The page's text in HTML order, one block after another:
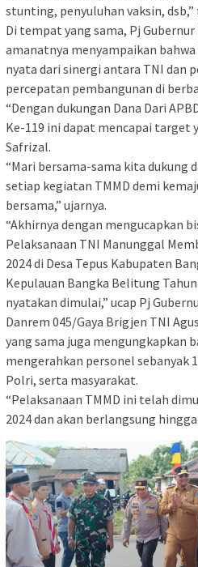
stunting, penyuluhan vaksin,
Di tempat yang sama, Pj
amanatnya menyampaikan bahwa
nyata dari sinergi antara TNI dan
percepatan pembangunan di
“Dengan dukungan Dana Dari
Ke-119 ini dapat mencapai target
Safrizal.
“Mari bersama-sama kita dukung
setiap kegiatan TMMD demi
bersama,” ujarnya.
“Akhirnya dengan mengucapkan
Pelaksanaan TNI Manunggal
2024 di Desa Tepus Kabupaten
Kepulauan Bangka Belitung Tahun
nyatakan dimulai,” ucap Pj
Danrem 045/Gaya Brigjen TNI
yang sama juga mengungkapkan
mengerahkan personel sebanyak
Polri, serta masyarakat.
“Pelaksanaan TMMD ini telah
2024 dan akan berlangsung